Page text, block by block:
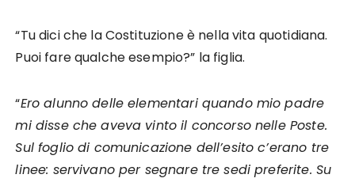
“Tu dici che la Costituzione è nella vita quotidiana.
Puoi fare qualche esempio?” la figlia.
“Ero alunno delle elementari quando mio padre
mi disse che aveva vinto il concorso nelle Poste.
Sul foglio di comunicazione dell’esito c’erano tre
linee: servivano per segnare tre sedi preferite. Su